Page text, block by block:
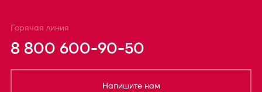
Горячая линия
8 800 600-90-50
Напишите нам